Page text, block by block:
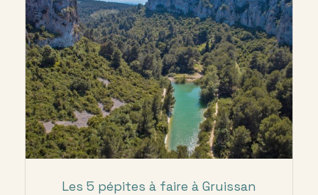
Les 5 pépites à faire à Gruissan